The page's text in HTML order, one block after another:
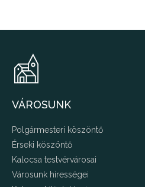
VÁROSUNK
Polgármesteri köszöntő
Érseki köszöntő
Kalocsa testvérvárosai
Városunk hírességei